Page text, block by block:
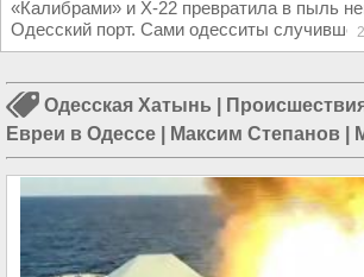
«Калибрами» и Х-22 превратила в пыль
Одесский порт. Сами одесситы
Одесская Хатынь
Евреи в Одессе
Максим Степанов